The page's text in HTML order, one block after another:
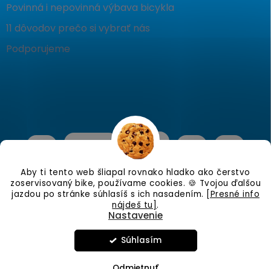
Aby ti tento web šliapal rovnako hladko ako čerstvo
zoservisovaný bike, používame cookies. 🍪 Tvojou ďalšou
jazdou po stránke súhlasíš s ich nasadením. [Presné info
nájdeš tu].
Nastavenie
Súhlasím
Povinná i nepovinná výbava bicykla
11 dôvodov prečo si vybrať nás
Podporujeme
Vytvoril Shoptet
nastavenie cookies